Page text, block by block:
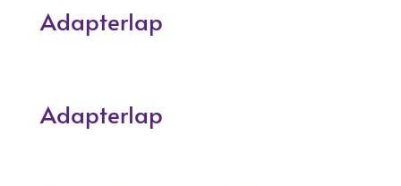
Adapterlap
Adapterlap